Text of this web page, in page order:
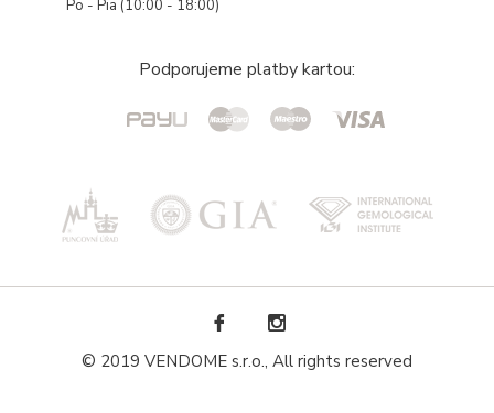
Po - Pia (10:00 - 18:00)
Podporujeme platby kartou:
© 2019 VENDOME s.r.o., All rights reserved